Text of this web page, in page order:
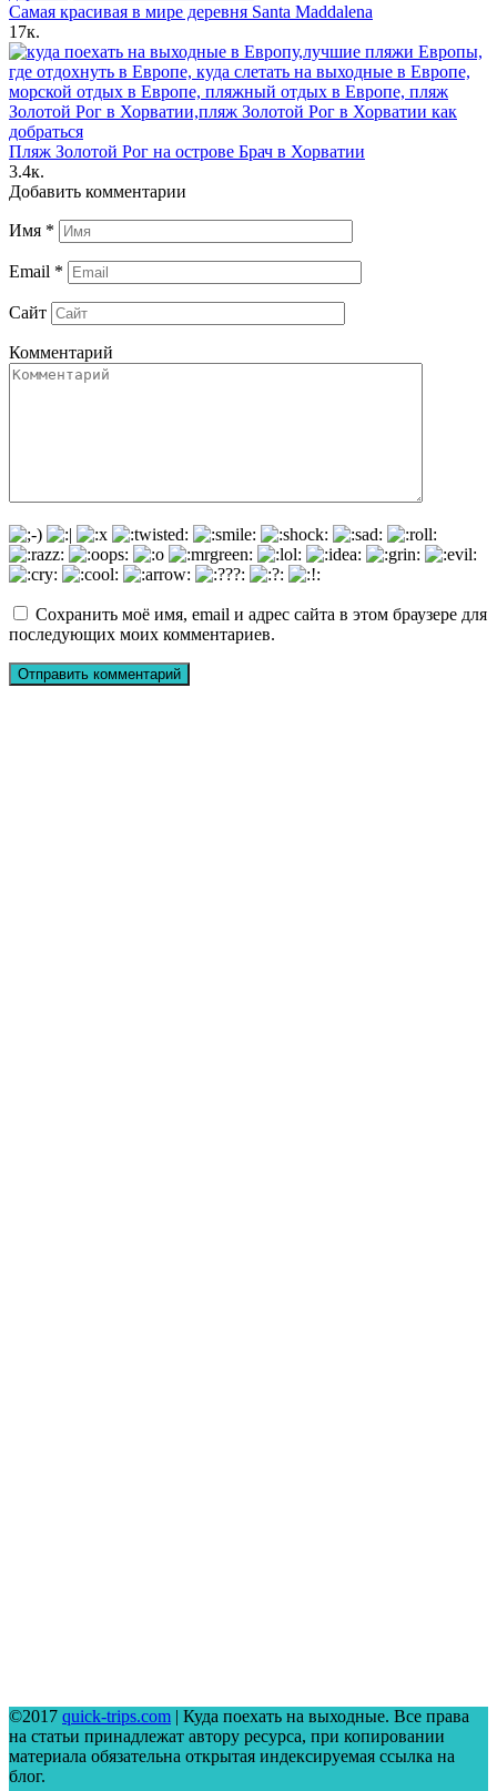
Самая красивая в мире деревня Santa Maddalena
17к.
Пляж Золотой Рог на острове Брач в Хорватии
3.4к.
Добавить комментарии
Имя *
Email *
Сайт
Комментарий
Сохранить моё имя, email и адрес сайта в этом браузере для
последующих моих комментариев.
©2017 quick-trips.com | Куда поехать на выходные. Все права
на статьи принадлежат автору ресурса, при копировании
материала обязательна открытая индексируемая ссылка на
блог.